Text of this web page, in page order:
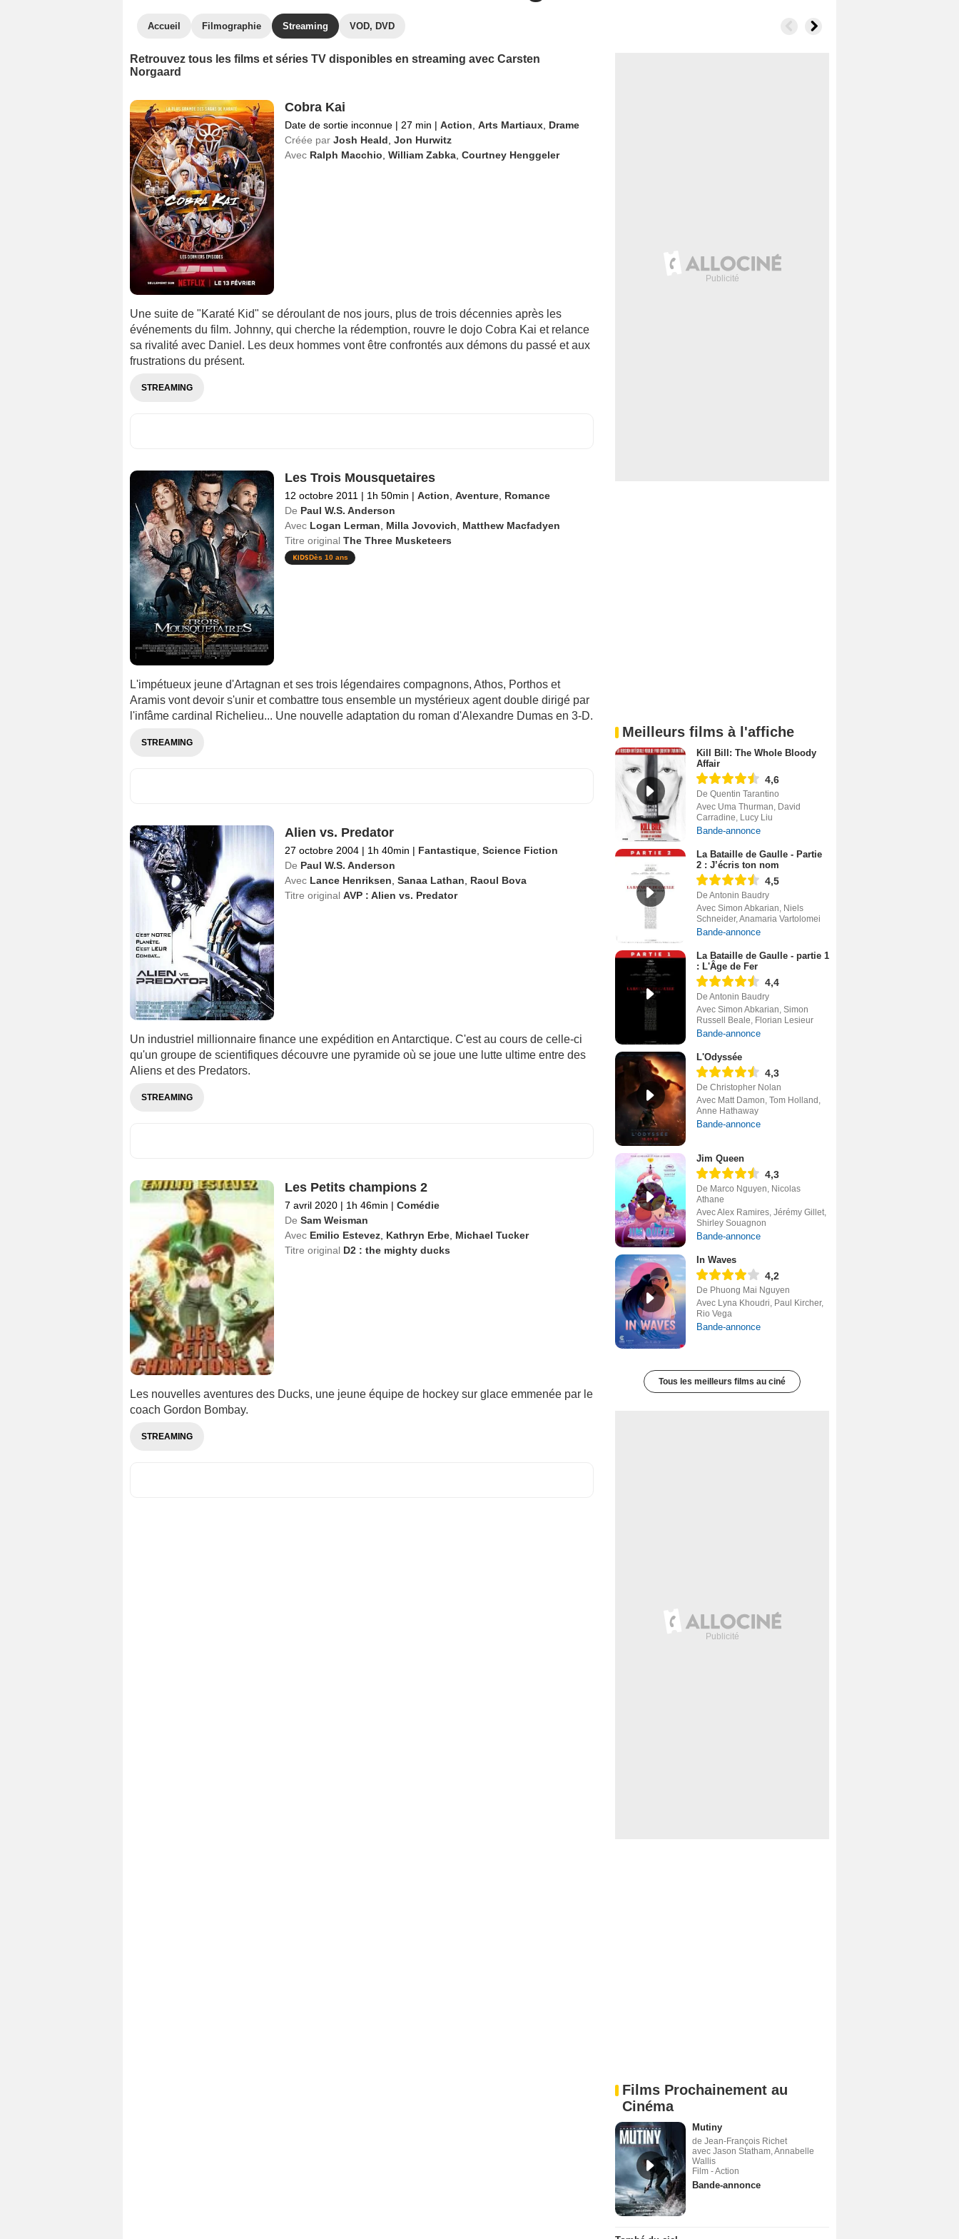
Accueil Filmographie Streaming VOD, DVD
Retrouvez tous les films et séries TV disponibles en streaming avec Carsten
Norgaard
Cobra Kai
Date de sortie inconnue | 27 min | Action Arts Martiaux, Drame
Créée par Josh Heald Jon Hurwitz
Avec Ralph Macchio William Zabka, Courtney Henggeler
Une suite de "Karaté Kid" se déroulant de nos jours, plus de trois décennies après les
événements du film. Johnny, qui cherche la rédemption, rouvre le dojo Cobra Kai et relance
sa rivalité avec Daniel. Les deux hommes vont être confrontés aux démons du passé et aux
frustrations du présent.
STREAMING
Les Trois Mousquetaires
12 octobre 2011 | 1h 50min | Action Aventure, Romance
De Paul W.S. Anderson
Avec Logan Lerman Milla Jovovich
Matthew Macfadyen
Titre original The Three Musketeers
Dès 10 ans
L'impétueux jeune d'Artagnan et ses trois légendaires compagnons, Athos, Porthos et
Aramis vont devoir s'unir et combattre tous ensemble un mystérieux agent double dirigé par
l'infâme cardinal Richelieu... Une nouvelle adaptation du roman d'Alexandre Dumas en 3-D.
STREAMING
Alien vs. Predator
27 octobre 2004 | 1h 40min | Fantastique, Science Fiction
De Paul W.S. Anderson
Avec Lance Henriksen Sanaa Lathan
Raoul Bova
Titre original AVP : Alien vs. Predator
Un industriel millionnaire finance une expédition en Antarctique. C'est au cours de celle-ci
qu'un groupe de scientifiques découvre une pyramide où se joue une lutte ultime entre des
Aliens et des Predators.
STREAMING
Les Petits champions 2
7 avril 2020 | 1h 46min | Comédie
De Sam Weisman
Avec Emilio Estevez, Kathryn Erbe, Michael Tucker
Titre original D2 : the mighty ducks
Les nouvelles aventures des Ducks, une jeune équipe de hockey sur glace emmenée par le
coach Gordon Bombay.
STREAMING
Meilleurs films à l'affiche
Kill Bill: The Whole Bloody
Affair
4,6
De Quentin Tarantino
Avec Uma Thurman, David
Carradine, Lucy Liu
Bande-annonce
La Bataille de Gaulle - Partie
2 : J’écris ton nom
4,5
De Antonin Baudry
Avec Simon Abkarian, Niels
Schneider, Anamaria Vartolomei
Bande-annonce
La Bataille de Gaulle - partie 1
: L'Âge de Fer
4,4
De Antonin Baudry
Avec Simon Abkarian, Simon
Russell Beale, Florian Lesieur
Bande-annonce
L'Odyssée
4,3
De Christopher Nolan
Avec Matt Damon, Tom Holland,
Anne Hathaway
Bande-annonce
Jim Queen
4,3
De Marco Nguyen, Nicolas
Athane
Avec Alex Ramires, Jérémy Gillet,
Shirley Souagnon
Bande-annonce
In Waves
4,2
De Phuong Mai Nguyen
Avec Lyna Khoudri, Paul Kircher,
Rio Vega
Bande-annonce
Tous les meilleurs films au ciné
Films Prochainement au
Cinéma
Mutiny
de Jean-François Richet
avec Jason Statham, Annabelle
Wallis
Film - Action
Bande-annonce